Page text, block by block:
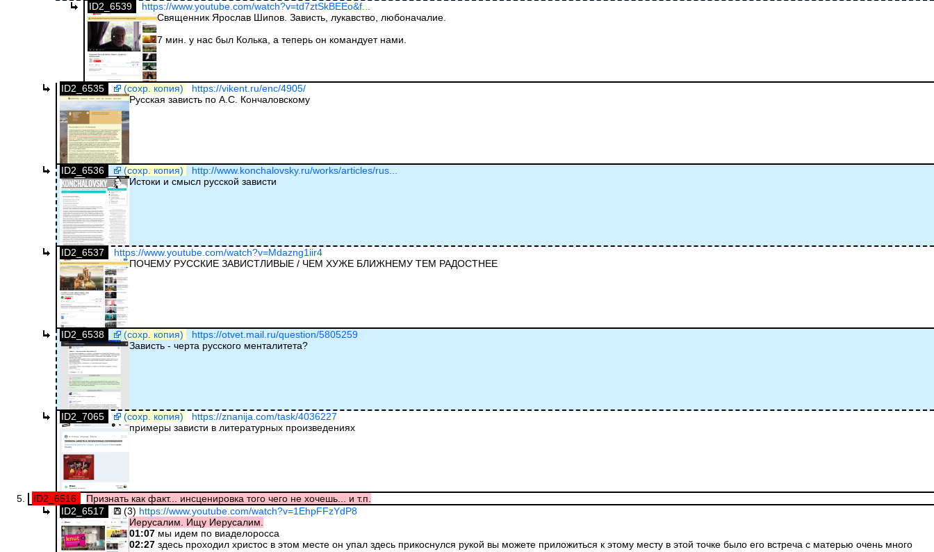
ID2_6539
https://www.youtube.com/watch?v=td7ztSkBEEo&f...
Священник Ярослав Шипов. Зависть, лукавство, любоначалие.
7 мин. у нас был Колька, а теперь он командует нами.
ID2_6535 (сохр. копия)
https://vikent.ru/enc/4905/
Русская зависть по А.С. Кончаловскому
ID2_6536 (сохр. копия)
http://www.konchalovsky.ru/works/articles/rus...
Истоки и смысл русской зависти
ID2_6537
https://www.youtube.com/watch?v=Mdazng1iir4
ПОЧЕМУ РУССКИЕ ЗАВИСТЛИВЫЕ / ЧЕМ ХУЖЕ БЛИЖНЕМУ ТЕМ РАДОСТНЕЕ
ID2_6538 (сохр. копия)
https://otvet.mail.ru/question/5805259
Зависть - черта русского менталитета?
ID2_7065 (сохр. копия)
https://znanija.com/task/4036227
примеры зависти в литературных произведениях
ID2_6516
Признать как факт... инсценировка того чего не хочешь... и т.п.
ID2_6517
(3) https://www.youtube.com/watch?v=1EhpFFzYdP8
Иерусалим. Ищу Иерусалим.
01:07 мы идем по виаделоросса
02:27 здесь проходил христос в этом месте он упал здесь прикоснулся рукой вы можете приложиться к этому месту в этой точке было его встреча с матерью очень много